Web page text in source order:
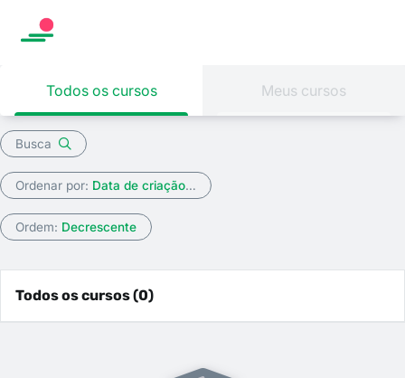
Todos os cursos Meus cursos
Busca
Ordenar por: Data de criação do curso
Ordem: Decrescente
Todos os cursos (0)